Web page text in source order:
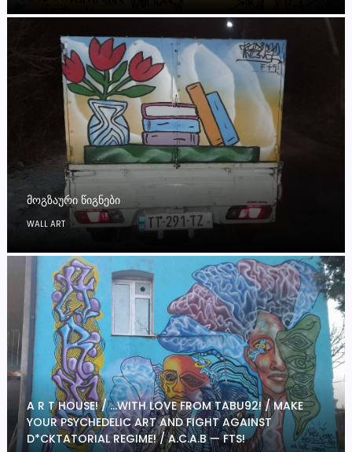
ᲛᲝᲒᲖᲐᲣᲠᲘ ᲬᲘᲒᲜᲔᲑᲘ
WALL ART
A R T HOUSE! / …WITH LOVE FROM TABU92! / MAKE
YOUR PSYCHEDELIC ART AND FIGHT AGAINST
D*CKTATORIAL REGIME! / A.C.A.B — FTS!